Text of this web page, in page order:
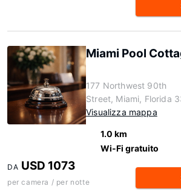
Miami Pool
177 Northwest 90th
Street, Miami, Florida
Visualizza mappa
1.0 km
Wi-Fi gratuito
DA USD 1073
per camera / per notte